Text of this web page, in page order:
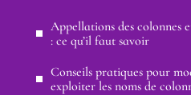
Appellations des colonnes
: ce qu’il faut savoir
Conseils pratiques pour
exploiter les noms de